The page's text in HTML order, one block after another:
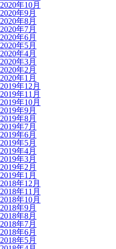
2020年10月
2020年9月
2020年8月
2020年7月
2020年6月
2020年5月
2020年4月
2020年3月
2020年2月
2020年1月
2019年12月
2019年11月
2019年10月
2019年9月
2019年8月
2019年7月
2019年6月
2019年5月
2019年4月
2019年3月
2019年2月
2019年1月
2018年12月
2018年11月
2018年10月
2018年9月
2018年8月
2018年7月
2018年6月
2018年5月